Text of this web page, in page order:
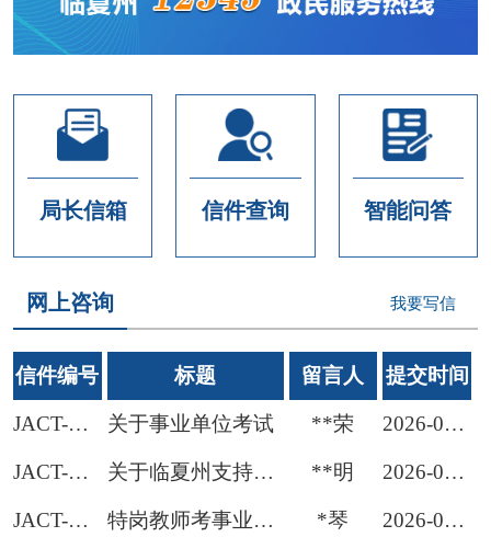
局长信箱 信件查询 智能问答
网上咨询 我要写信
信件编号 标题 留言人 提交时间
JACT-RSJJZXX2026072900001 关于事业单位考试 **荣 2026-07-29
JACT-RSJJZXX2026072400001 关于临夏州支持1万名未就业普通高校毕业生到基层就业 **明 2026-07-24
JACT-RSJJZXX2026070600001 特岗教师考事业单位 *琴 2026-07-06